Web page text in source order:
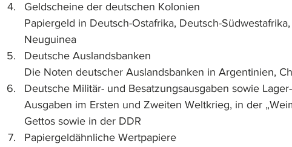
Geldscheine der deutschen Kolonien
Papiergeld in Deutsch-Ostafrika, Deutsch-
Neuguinea
Deutsche Auslandsbanken
Die Noten deutscher Auslandsbanken in Argentinien,
Deutsche Militär- und Besatzungsausgaben sowie
Ausgaben im Ersten und Zweiten Weltkrieg, in der
Gettos sowie in der DDR
Papiergeldähnliche Wertpapiere